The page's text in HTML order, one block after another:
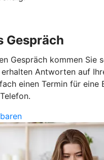
Gespräch
Gespräch kommen Sie
Antworten auf
einen Termin für eine